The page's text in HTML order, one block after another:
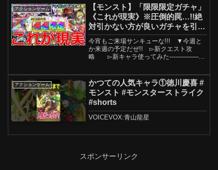
ー桜井 / 宮坊 / ぺんぺん / け...
アクションゲーム
【モンスト】「限限限定ガチャ」
《これが現実》※圧倒的罠…!!絶
対引かない方が良いガチャを引い
た結果…!!【ガチャ】
今宵もご来場サンキューな!!! ▼今週と
か来週の予定だぜ!! ▻新クエスト攻
略 ▻新キャラ使ってみた-------------------
アクションゲーム
かつての人気キャラ①徳川慶喜 #
モンスト #モンスターストライク
#shorts
VOICEVOX:青山龍星
スポンサーリンク